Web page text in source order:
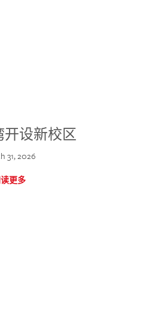
开设新校区
31, 2026
更多